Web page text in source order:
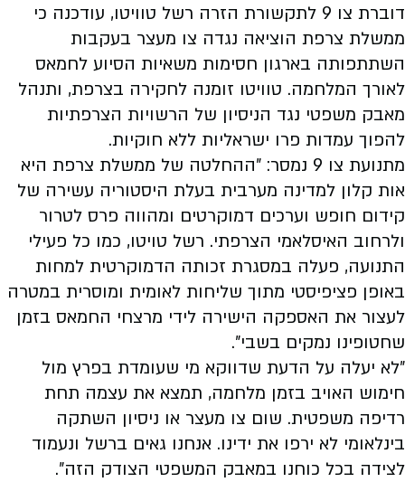
דוברת צו 9 לתקשורת הזרה רשל טוויטו, עודכנה כי
ממשלת צרפת הוציאה נגדה צו מעצר בעקבות
השתתפותה בארגון חסימות משאיות הסיוע לחמאס
לאורך המלחמה. טוויטו זומנה לחקירה בצרפת, ותנהל
מאבק משפטי נגד הניסיון של הרשויות הצרפתיות
להפוך עמדות פרו ישראליות ללא חוקיות.
מתנועת צו 9 נמסר: ״ההחלטה של ממשלת צרפת היא
אות קלון למדינה מערבית בעלת היסטוריה עשירה של
קידום חופש וערכים דמוקרטים ומהווה פרס לטרור
ולרחוב האיסלאמי הצרפתי. רשל טויטו, כמו כל פעילי
התנועה, פעלה במסגרת זכותה הדמוקרטית למחות
באופן פציפיסטי מתוך שליחות לאומית ומוסרית במטרה
לעצור את האספקה הישירה לידי מרצחי החמאס בזמן
שחטופינו נמקים בשבי״.
״לא יעלה על הדעת שדווקא מי שעומדת בפרץ מול
חימוש האויב בזמן מלחמה, תמצא את עצמה תחת
רדיפה משפטית. שום צו מעצר או ניסיון השתקה
בינלאומי לא ירפו את ידינו. אנחנו גאים ברשל ונעמוד
לצידה בכל כוחנו במאבק המשפטי הצודק הזה״.